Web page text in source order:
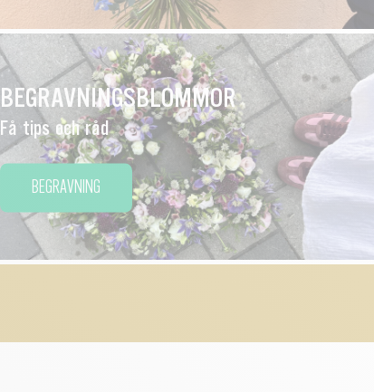
BEGRAVNINGSBLOMMOR
Få tips och råd
BEGRAVNING